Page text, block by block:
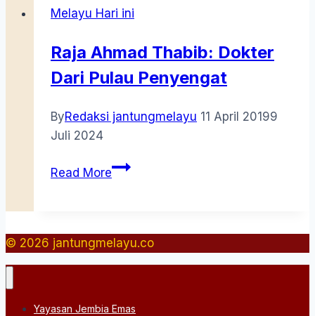
Kedaton
Melayu Hari ini
Raja Ahmad Thabib: Dokter
Dari Pulau Penyengat
ByRedaksi jantungmelayu 11 April 20199
Juli 2024
Read MoreRaja
Dari
© 2026 jantungmelayu.co
Yayasan Jembia Emas